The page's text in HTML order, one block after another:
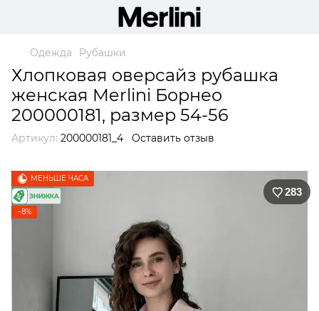
Одежда Рубашки
Хлопковая оверсайз рубашка
женская Merlini Борнео
200000181, размер 54-56
Артикул: 200000181_4 Оставить отзыв
МЕНЬШЕ ЧАСА
−8%
283